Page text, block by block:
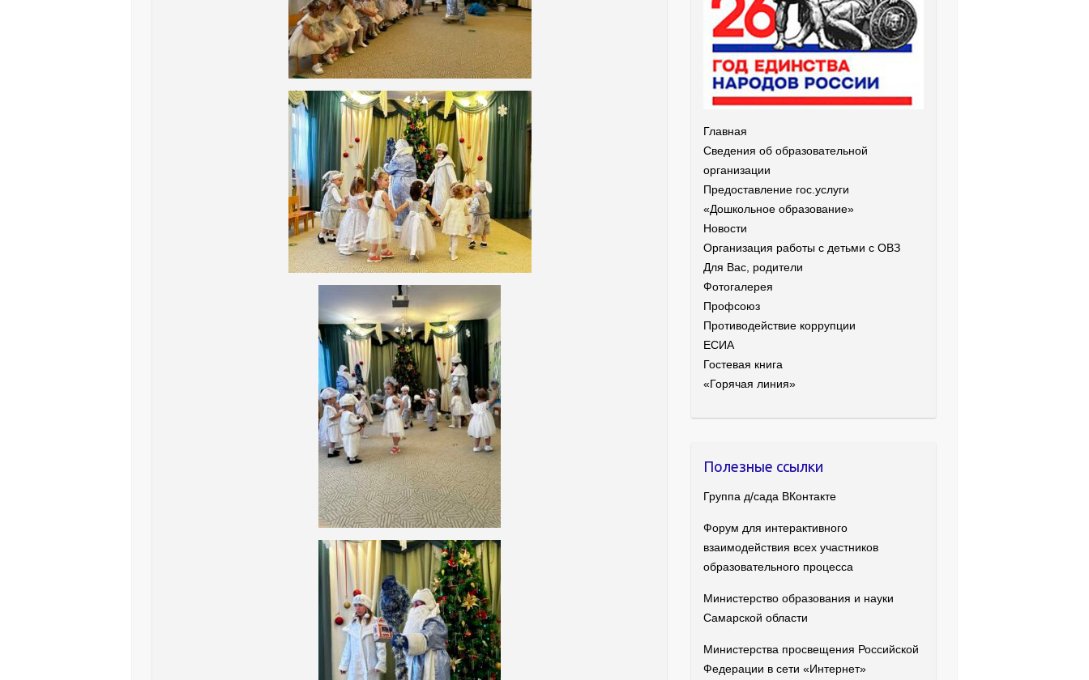
Главная
Сведения об образовательной
организации
Предоставление гос.услуги
«Дошкольное образование»
Новости
Организация работы с детьми с ОВЗ
Для Вас, родители
Фотогалерея
Профсоюз
Противодействие коррупции
ЕСИА
Гостевая книга
«Горячая линия»
Полезные ссылки
Группа д/сада ВКонтакте
Форум для интерактивного
взаимодействия всех участников
образовательного процесса
Министерство образования и науки
Самарской области
Министерства просвещения Российской
Федерации в сети «Интернет»